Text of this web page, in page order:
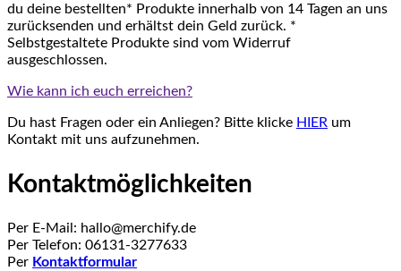
du deine bestellten* Produkte innerhalb von 14 Tagen an uns
zurücksenden und erhältst dein Geld zurück. *
Selbstgestaltete Produkte sind vom Widerruf
ausgeschlossen.
Wie kann ich euch erreichen?
Du hast Fragen oder ein Anliegen? Bitte klicke HIER um
Kontakt mit uns aufzunehmen.
Kontaktmöglichkeiten
Per E-Mail: hallo@merchify.de
Per Telefon: 06131-3277633
Per Kontaktformular